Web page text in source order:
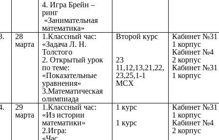
4. Игра Брейн –
ринг
«Занимательная
математика»
28
марта
1.Классный час:
«Задача Л. Н.
Толстого
2. Открытый урок
по теме:
«Показательные
уравнения»
3.Математическая
олимпиада
Второй курс
23
11,12,13,21,22,
23,25,1-1
МСХ
Кабинет №31
1 корпус
Кабинет №4
2 корпус
Кабинет №31
1 корпус
29
марта
1.Классный час:
«Из истории
математики»
2.Игра:
1 курс
1 курс
Кабинет №31
1 корпус
Кабинет №4
2 корпус